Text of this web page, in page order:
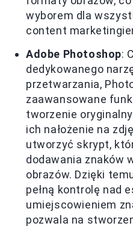
wyborem dla
content
Adobe Photoshop:
dedykowanego
przetwarzania,
zaawansowane
tworzenie
ich nałożenie na
utworzyć skrypt,
dodawania znaków
obrazów. Dzięki
pełną kontrolę nad
umiejscowieniem
pozwala na